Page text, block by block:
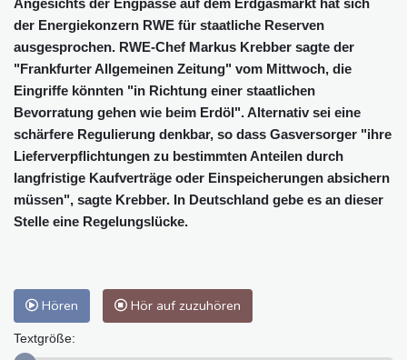
der Energiekonzern RWE für staatliche Reserven
ausgesprochen. RWE-Chef Markus Krebber sagte der
"Frankfurter Allgemeinen Zeitung" vom Mittwoch, die
Eingriffe könnten "in Richtung einer staatlichen
Bevorratung gehen wie beim Erdöl". Alternativ sei eine
schärfere Regulierung denkbar, so dass Gasversorger "ihre
Lieferverpflichtungen zu bestimmten Anteilen durch
langfristige Kaufverträge oder Einspeicherungen absichern
müssen", sagte Krebber. In Deutschland gebe es an dieser
Stelle eine Regelungslücke.
Hören Hör auf zuzuhören
Textgröße: